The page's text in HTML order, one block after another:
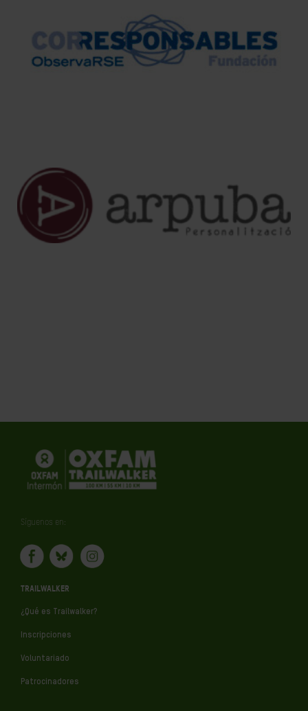
Síguenos en:
TRAILWALKER
¿Qué es Trailwalker?
Inscripciones
Voluntariado
Patrocinadores